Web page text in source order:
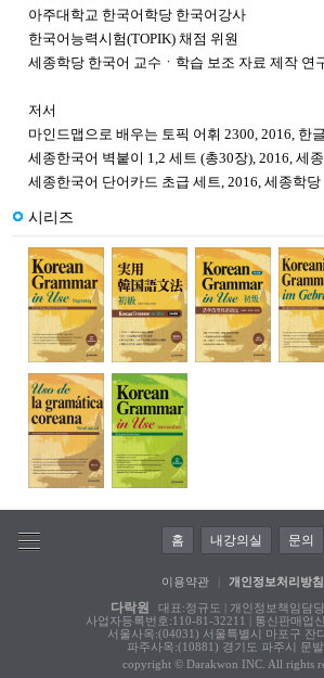
아주대학교 한국어학당 한국어강사
한국어능력시험(TOPIK) 채점 위원
세종학당 한국어 교수ㆍ학습 보조 자료 제작 연
저서
마인드맵으로 배우는 토픽 어휘 2300, 2016, 한
세종한국어 벽붙이 1,2 세트 (총30장), 2016, 세
세종한국어 단어카드 초급 세트, 2016, 세종학당
시리즈
홈 내강의실 문의
이용약관 개인정보처리방침
다락원
대표:정규도 | 개인정보책임담
사업자등록번호:110-81-32211 | 통신판매업
서울사옥:(04031) 서울특별시 마포구 잔
파주사옥:(10881) 경기도 파주시 문
copyright © Darakwon INC. All rights